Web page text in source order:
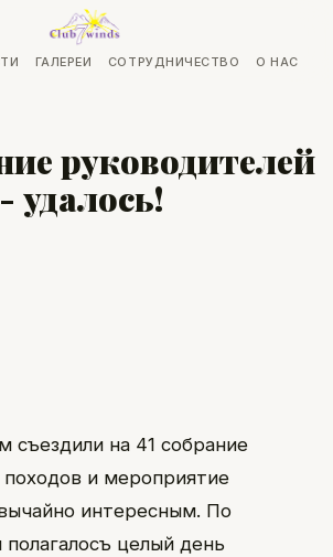
ГАЛЕРЕИ СОТРУДНИЧЕСТВО О НАС
руководителей
удалось!
съездили на 41 собрание
походов и мероприятие
интересным. По
целый день